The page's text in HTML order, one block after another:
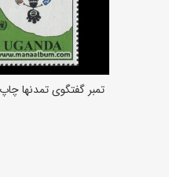
اطلاعات بیشتر
تمبر گفتگوی تمدنها